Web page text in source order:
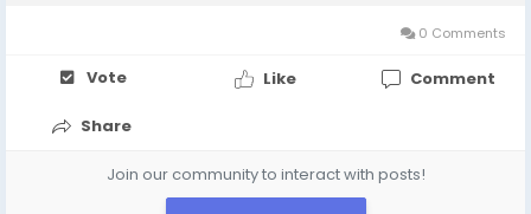
区，例如英国推出开创性的主动脉闭塞装置，凸显了国际需求和全球商
进的干预技术在患者治疗结果中发挥着关键作用。 获取报告样本：
场概览...
0 Comments
Vote Like Comment
Share
Join our community to interact with posts!